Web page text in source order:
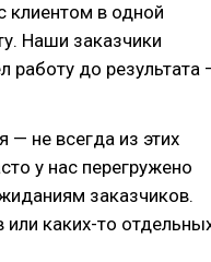
клиентом в одной
Наши заказчики
работу до результата
— не всегда из этих
у нас перегружено
заказчиков.
каких-то